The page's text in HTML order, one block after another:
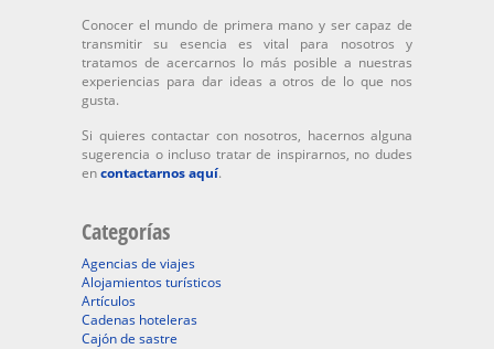
Conocer el mundo de primera mano y ser capaz de
transmitir su esencia es vital para nosotros y
tratamos de acercarnos lo más posible a nuestras
experiencias para dar ideas a otros de lo que nos
gusta.
Si quieres contactar con nosotros, hacernos alguna
sugerencia o incluso tratar de inspirarnos, no dudes
encontactarnos aquí.
Categorías
Agencias de viajes
Alojamientos turísticos
Artículos
Cadenas hoteleras
Cajón de sastre